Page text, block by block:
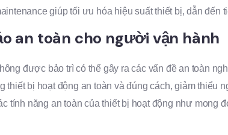
giúp tối ưu hóa hiệu suất thiết bị, dẫn đến
an toàn cho người vận hành
được bảo trì có thể gây ra các vấn đề an toàn
thiết bị hoạt động an toàn và đúng cách, giảm
tính năng an toàn của thiết bị hoạt động như mong